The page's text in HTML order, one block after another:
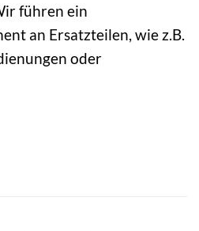
führen ein
an Ersatzteilen, wie z.B.
oder